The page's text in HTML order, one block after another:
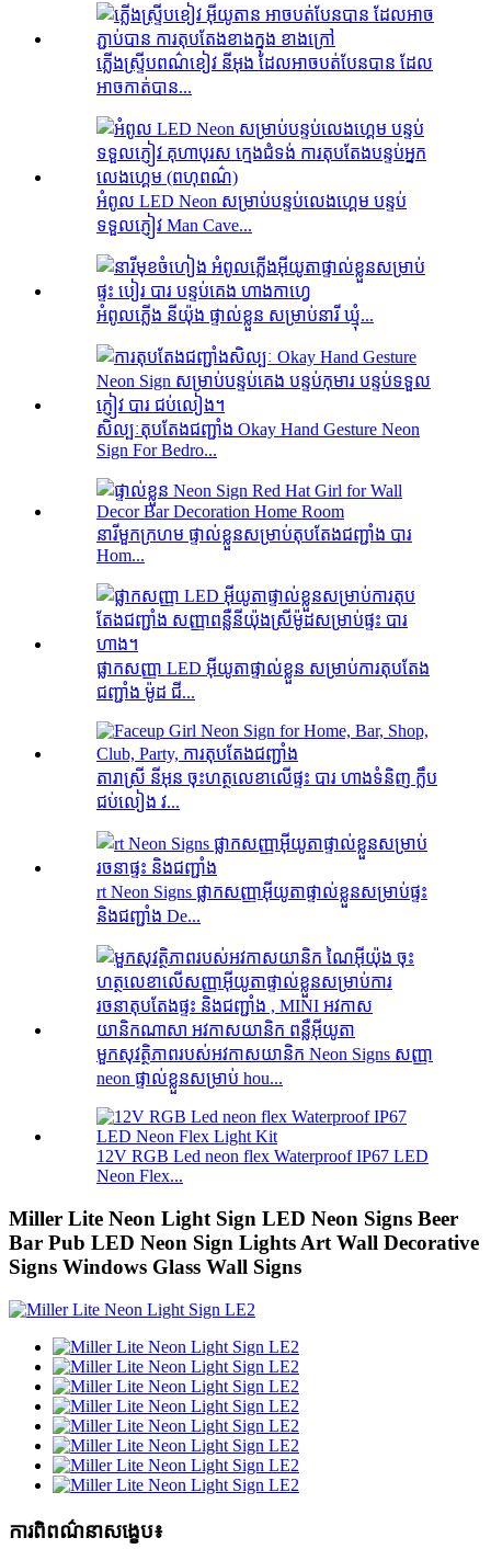
ភ្លើងស្ទ្រីបពណ៌ខៀវ នីអុង ដែលអាចបត់បែនបាន ដែល
អាចកាត់បាន...
អំពូល LED Neon សម្រាប់បន្ទប់លេងហ្គេម បន្ទប់
ទទួលភ្ញៀវ Man Cave...
អំពូលភ្លើង នីយ៉ុង ផ្ទាល់ខ្លួន សម្រាប់នារី ឃ្មុំ...
សិល្បៈតុបតែងជញ្ជាំង Okay Hand Gesture Neon
Sign For Bedro...
នារីមួកក្រហម ផ្ទាល់ខ្លួនសម្រាប់តុបតែងជញ្ជាំង បារ
Hom...
ផ្លាកសញ្ញា LED អ៊ីយូតាផ្ទាល់ខ្លួន សម្រាប់ការតុបតែង
ជញ្ជាំង ម៉ូដ ជី...
តារាស្រី នីអុន ចុះហត្ថលេខាលើផ្ទះ បារ ហាងទំនិញ ក្លឹប
ជប់លៀង វ...
rt Neon Signs ផ្លាកសញ្ញាអ៊ីយូតាផ្ទាល់ខ្លួនសម្រាប់ផ្ទះ
និងជញ្ជាំង De...
មួកសុវត្ថិភាពរបស់អវកាសយានិក Neon Signs សញ្ញា
neon ផ្ទាល់ខ្លួនសម្រាប់ hou...
12V RGB Led neon flex Waterproof IP67 LED
Neon Flex...
Miller Lite Neon Light Sign LED Neon Signs Beer
Bar Pub LED Neon Sign Lights Art Wall Decorative
Signs Windows Glass Wall Signs
ការពិពណ៌នាសង្ខេប៖